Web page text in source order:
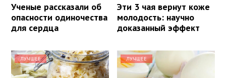
Ученые рассказали об
опасности одиночества
для сердца
Эти 3 чая вернут коже
молодость: научно
доказанный эффект
ЛУЧШЕЕ ЛУЧШЕЕ